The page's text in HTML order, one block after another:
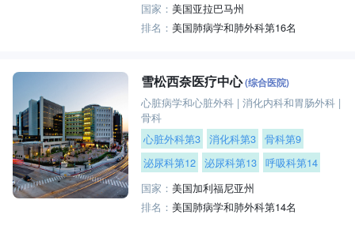
国家：美国亚拉巴马州
排名：美国肺病学和肺外科第16名
雪松西奈医疗中心(综合医院)
心脏病学和心脏外科 |消化内科和胃肠外科 |
骨科
心脏外科第3 消化科第3 骨科第9
泌尿科第12 泌尿科第13 呼吸科第14
国家：美国加利福尼亚州
排名：美国肺病学和肺外科第14名